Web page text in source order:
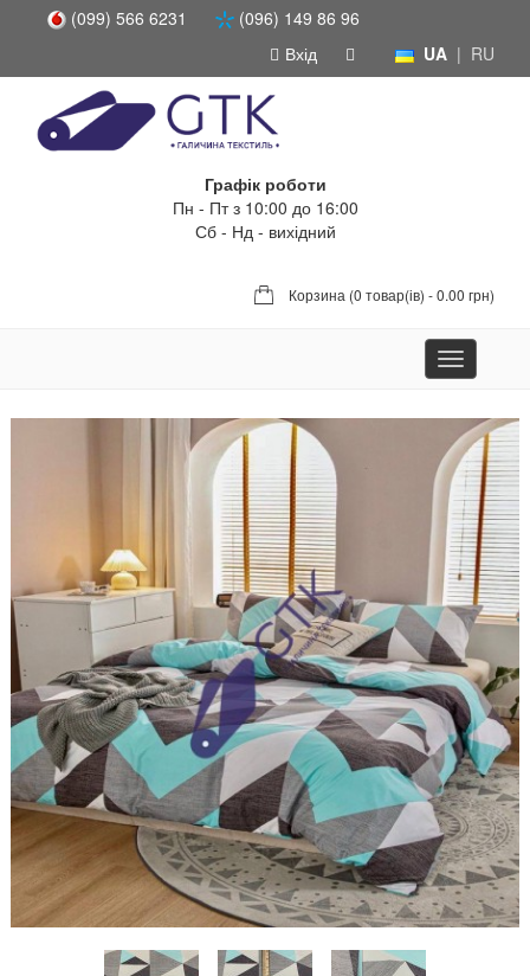
(099) 566 6231
(096) 149 86 96
UA | RU
Вхід
Графік роботи
Пн - Пт з 10:00 до 16:00
Сб - Нд - вихідний
Корзина (0 товар(ів) - 0.00 грн)
Toggle
navigation